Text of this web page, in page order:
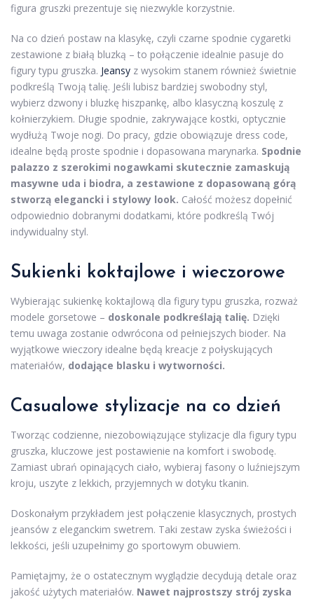
figura gruszki prezentuje się niezwykle korzystnie.
Na co dzień postaw na klasykę, czyli czarne spodnie cygaretki
zestawione z białą bluzką – to połączenie idealnie pasuje do
figury typu gruszka. Jeansy z wysokim stanem również świetnie
podkreślą Twoją talię. Jeśli lubisz bardziej swobodny styl,
wybierz dzwony i bluzkę hiszpankę, albo klasyczną koszulę z
kołnierzykiem. Długie spodnie, zakrywające kostki, optycznie
wydłużą Twoje nogi. Do pracy, gdzie obowiązuje dress code,
idealne będą proste spodnie i dopasowana marynarka. Spodnie
palazzo z szerokimi nogawkami skutecznie zamaskują
masywne uda i biodra, a zestawione z dopasowaną górą
stworzą elegancki i stylowy look. Całość możesz dopełnić
odpowiednio dobranymi dodatkami, które podkreślą Twój
indywidualny styl.
Sukienki koktajlowe i wieczorowe
Wybierając sukienkę koktajlową dla figury typu gruszka, rozważ
modele gorsetowe – doskonale podkreślają talię. Dzięki
temu uwaga zostanie odwrócona od pełniejszych bioder. Na
wyjątkowe wieczory idealne będą kreacje z połyskujących
materiałów, dodające blasku i wytworności.
Casualowe stylizacje na co dzień
Tworząc codzienne, niezobowiązujące stylizacje dla figury typu
gruszka, kluczowe jest postawienie na komfort i swobodę.
Zamiast ubrań opinających ciało, wybieraj fasony o luźniejszym
kroju, uszyte z lekkich, przyjemnych w dotyku tkanin.
Doskonałym przykładem jest połączenie klasycznych, prostych
jeansów z eleganckim swetrem. Taki zestaw zyska świeżości i
lekkości, jeśli uzupełnimy go sportowym obuwiem.
Pamiętajmy, że o ostatecznym wyglądzie decydują detale oraz
jakość użytych materiałów. Nawet najprostszy strój zyska